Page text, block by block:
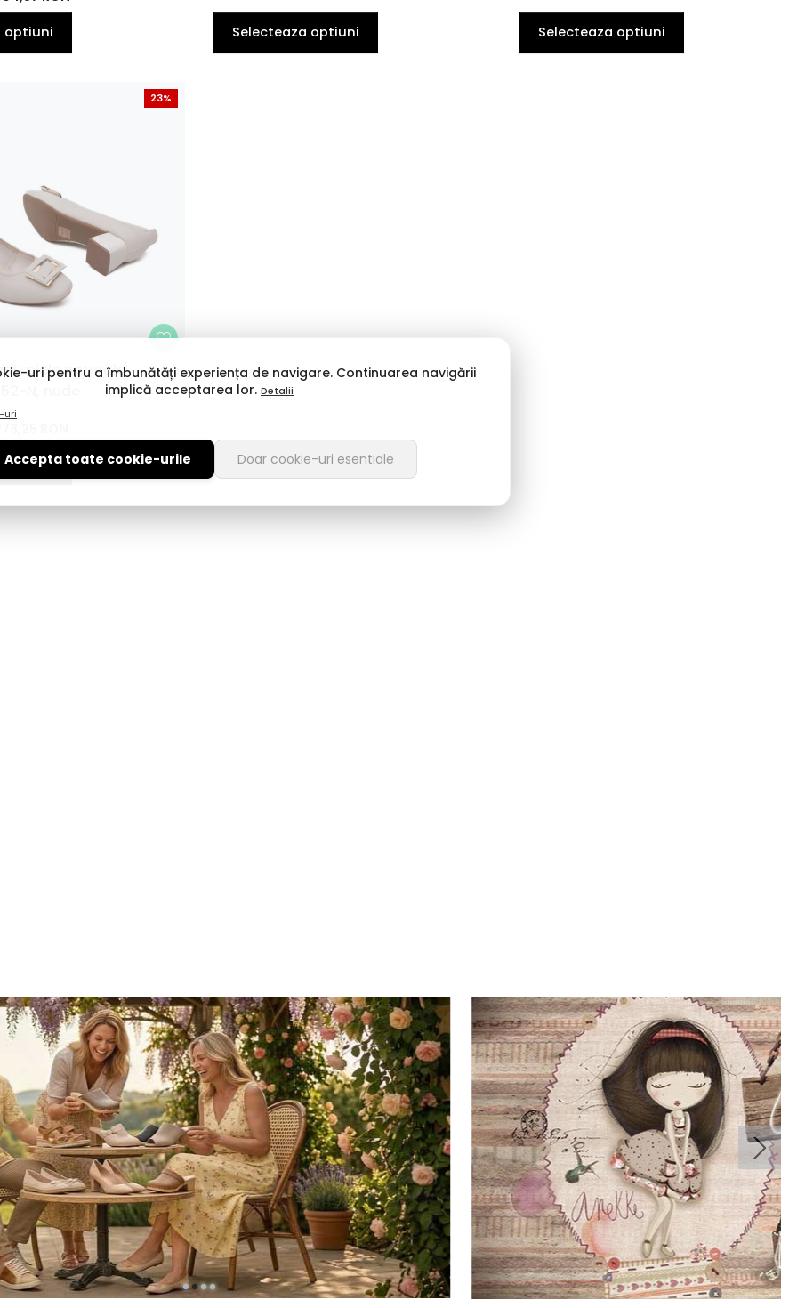
optiuni
EU
Selecteaza optiuni Selecteaza optiuni
23%
39 40
piele naturala
optiuni
uri pentru a îmbunătăți experiența de navigare. Continuarea navigării
implică acceptarea lor. Detalii
uri
Accepta toate cookie-urile Doar cookie-uri esentiale